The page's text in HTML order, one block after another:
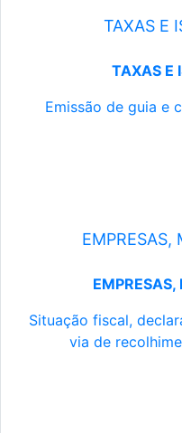
TAXAS E
TAXAS E
Emissão de guia e
EMPRESAS,
Situação fiscal,
via de